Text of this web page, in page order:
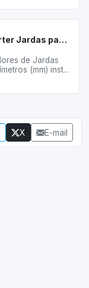
Converter Jardas para Milímetros
de Jardas
(mm) inst...
X E-mail